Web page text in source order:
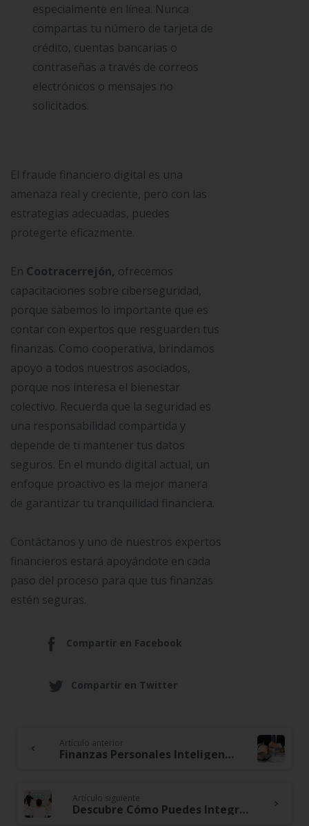
especialmente en línea. Nunca
compartas tu número de tarjeta de
crédito, cuentas bancarias o
contraseñas a través de correos
electrónicos o mensajes no
solicitados.
El fraude financiero digital es una
amenaza real y creciente, pero con las
estrategias adecuadas, puedes
protegerte eficazmente.
En Cootracerrejón, ofrecemos
capacitaciones sobre ciberseguridad,
porque sabemos lo importante que es
contar con expertos que resguarden tus
finanzas. Como cooperativa, brindamos
apoyo a todos nuestros asociados,
porque nos interesa el bienestar
colectivo. Recuerda que la seguridad es
una responsabilidad compartida y
depende de ti mantener tus datos
seguros. En el mundo digital actual, un
enfoque proactivo es la mejor manera
de garantizar tu tranquilidad financiera.
Contáctanos y uno de nuestros expertos
financieros estará apoyándote en cada
paso del proceso para que tus finanzas
estén seguras.
Compartir en Facebook
Compartir en Twitter
Continue
Artículo anterior
Finanzas Personales Inteligentes: El Camino Hacia la Independencia Financiera Que Nadie Te Contó
Artículo siguiente
Descubre Cómo Puedes Integrar la Sostenibilidad en tu Empresa